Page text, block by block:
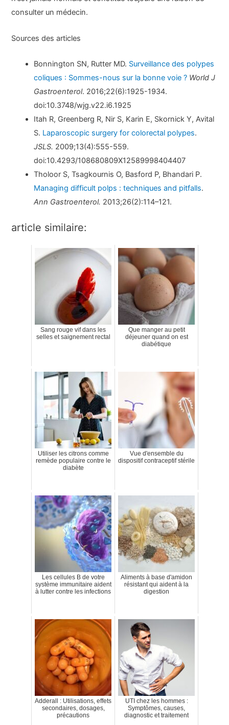
consulter un médecin.
Sources des articles
Bonnington SN, Rutter MD. Surveillance des polypes
coliques : Sommes-nous sur la bonne voie ? World J
Gastroenterol. 2016;22(6):1925-1934.
doi:10.3748/wjg.v22.i6.1925
Itah R, Greenberg R, Nir S, Karin E, Skornick Y, Avital
S. Laparoscopic surgery for colorectal polypes.
JSLS. 2009;13(4):555-559.
doi:10.4293/108680809X12589998404407
Tholoor S, Tsagkournis O, Basford P, Bhandari P.
Managing difficult polps : techniques and pitfalls.
Ann Gastroenterol. 2013;26(2):114–121.
article similaire:
Sang rouge vif dans les
selles et saignement rectal
Que manger au petit
déjeuner quand on est
diabétique
Utiliser les citrons comme
remède populaire contre le
diabète
Vue d'ensemble du
dispositif contraceptif stérile
Les cellules B de votre
système immunitaire aident
à lutter contre les infections
Aliments à base d'amidon
résistant qui aident à la
digestion
Adderall : Utilisations, effets
secondaires, dosages,
précautions
UTI chez les hommes :
Symptômes, causes,
diagnostic et traitement